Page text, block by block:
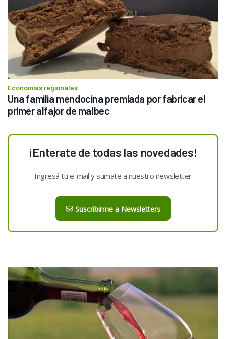
Economías regionales
Una familia mendocina premiada por fabricar el
primer alfajor de malbec
¡Enterate de todas las novedades!
Ingresá tu e-mail y sumate a nuestro newsletter
Suscribirme a Newsletters